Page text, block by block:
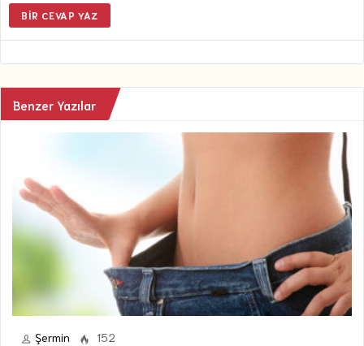
BIR CEVAP YAZ
Benzer Yazılar
Şermin 152